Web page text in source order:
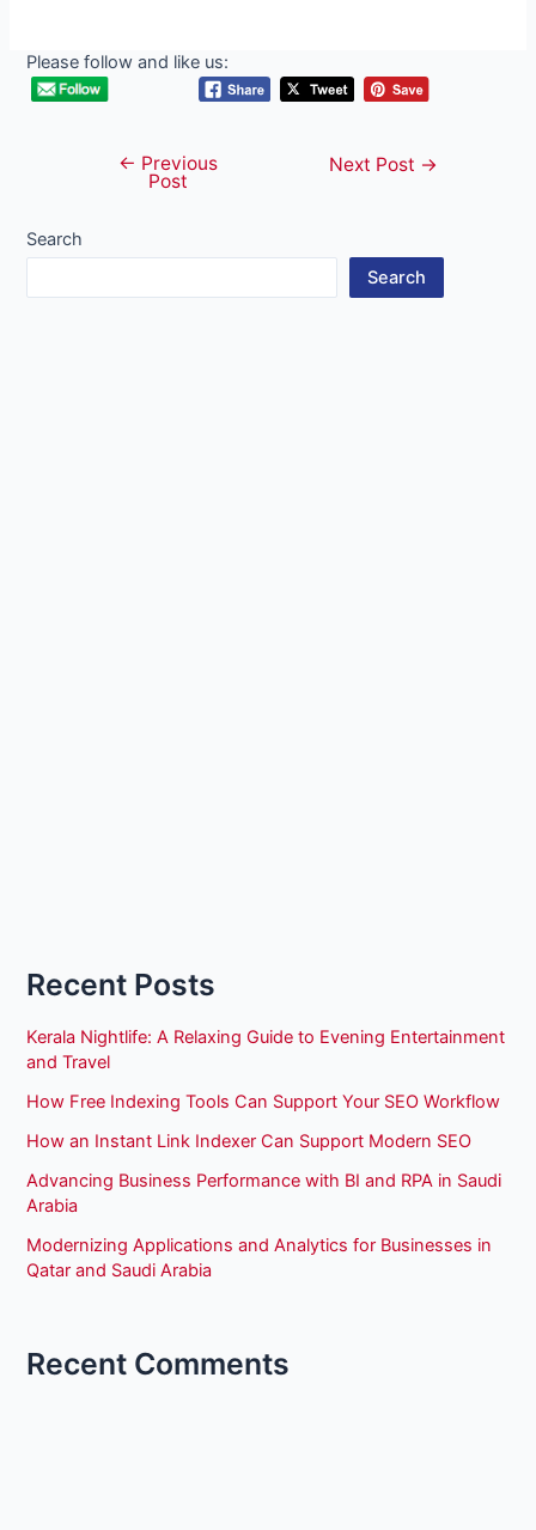
Please follow and like us:
navigation
← Previous
Post
Next Post →
Search
Search
Recent Posts
Kerala Nightlife: A Relaxing Guide to Evening Entertainment
and Travel
How Free Indexing Tools Can Support Your SEO Workflow
How an Instant Link Indexer Can Support Modern SEO
Advancing Business Performance with BI and RPA in Saudi
Arabia
Modernizing Applications and Analytics for Businesses in
Qatar and Saudi Arabia
Recent Comments